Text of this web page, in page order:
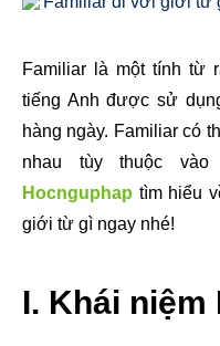
Familiar là một tính từ
tiếng Anh được sử
hàng ngày. Familiar có
nhau tùy thuộc
Hocnguphap tìm hiểu
giới từ gì ngay nhé!
I. Khái niệm